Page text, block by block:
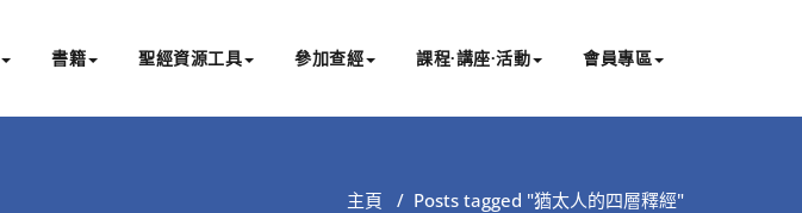
書籍 聖經資源工具 參加查經 課程∙講座∙活動 會員專區
主頁 / Posts tagged "猶太人的四層釋經"